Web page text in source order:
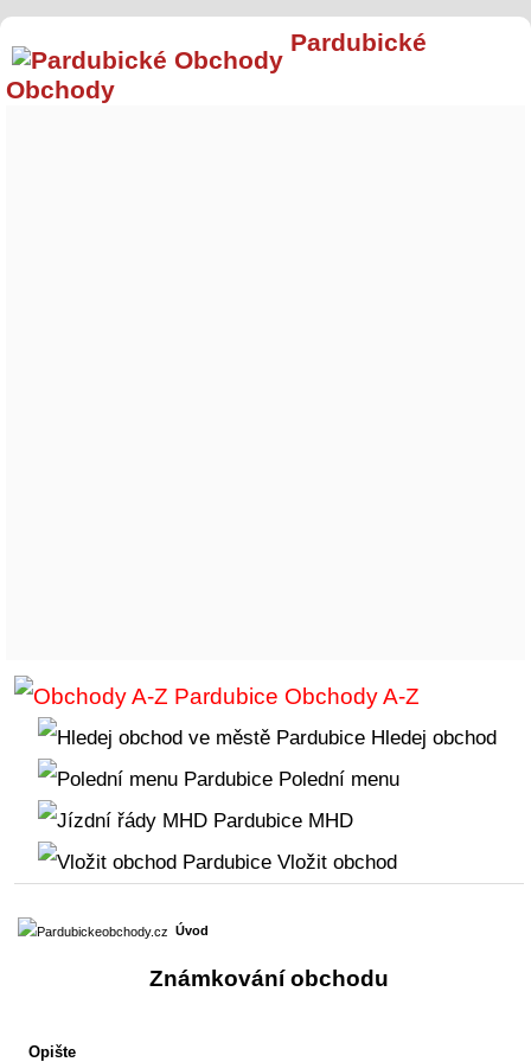
Pardubické
Obchody
Obchody A-Z
Hledej obchod
Polední menu
MHD
Vložit obchod
Úvod
Známkování obchodu
Opište